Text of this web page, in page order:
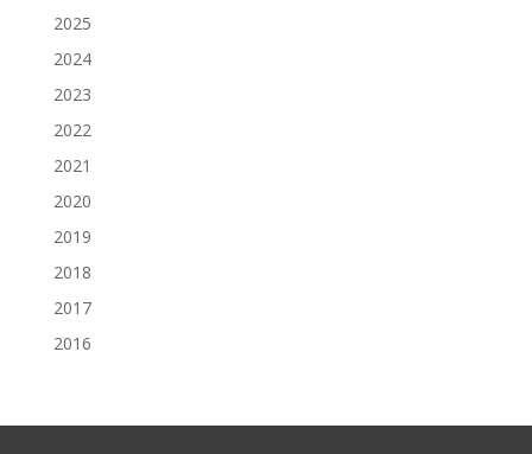
2025
2024
2023
2022
2021
2020
2019
2018
2017
2016